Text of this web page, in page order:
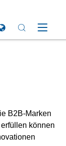
call us
B2B-Marken
können